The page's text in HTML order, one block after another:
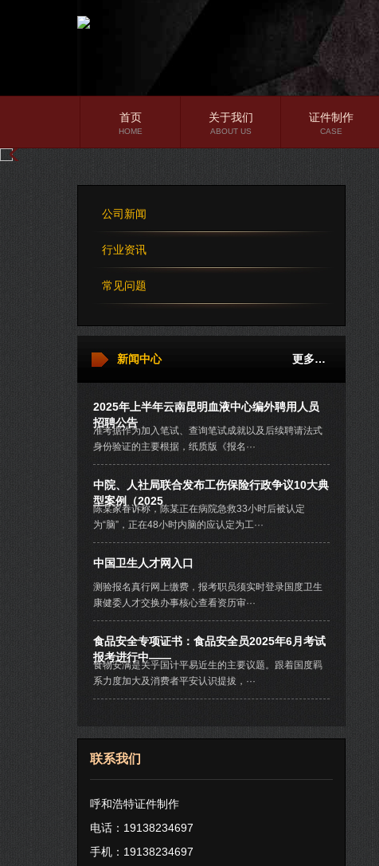
首页
HOME
关于我们
ABOUT US
证件制作
CASE
公司新闻
行业资讯
常见问题
更多…
新闻中心
2025年上半年云南昆明血液中心编外聘用人员
招聘公告
准考据作为加入笔试、查询笔试成就以及后续聘请法式
身份验证的主要根据，纸质版《报名···
中院、人社局联合发布工伤保险行政争议10大典
型案例（2025
陈某家眷诉称，陈某正在病院急救33小时后被认定
为“脑”，正在48小时内脑的应认定为工···
中国卫生人才网入口
测验报名真行网上缴费，报考职员须实时登录国度卫生
康健委人才交换办事核心查看资历审···
食品安全专项证书：食品安全员2025年6月考试
报考进行中——
食物安满是关乎国计平易近生的主要议题。跟着国度羁
系力度加大及消费者平安认识提拔，···
联系我们
呼和浩特证件制作
电话：19138234697
手机：19138234697